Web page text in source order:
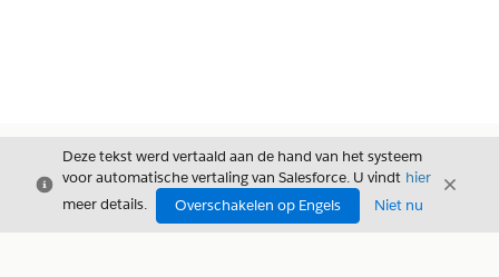
Sluiten
Deze tekst werd vertaald aan de hand van het systeem
voor automatische vertaling van Salesforce. U vindt hier
meer details.
Overschakelen op Engels Niet nu
Sluiten